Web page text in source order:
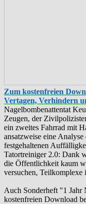
Zum kostenfreien
Vertagen, Verhindern
‪Nagelbombenattentat‬
Zeugen, der
ein zweites Fahrrad mit
ansatzweise eine
festgehaltenen
‪Tatortreiniger‬ 2.0: Dank
die Öffentlichkeit kaum
versuchen, Teilkomplexe
Auch Sonderheft "1 Jahr
kostenfreien Download